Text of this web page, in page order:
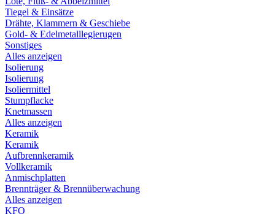
Tiegel & Einsätze
Drähte, Klammern & Geschiebe
Gold- & Edelmetalllegierugen
Sonstiges
Alles anzeigen
Isolierung
Isolierung
Isoliermittel
Stumpflacke
Knetmassen
Alles anzeigen
Keramik
Keramik
Aufbrennkeramik
Vollkeramik
Anmischplatten
Brennträger & Brennüberwachung
Alles anzeigen
KFO